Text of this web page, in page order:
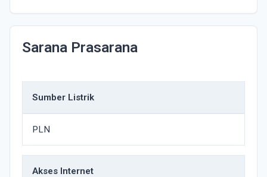
Sarana Prasarana
Sumber Listrik
PLN
Akses Internet